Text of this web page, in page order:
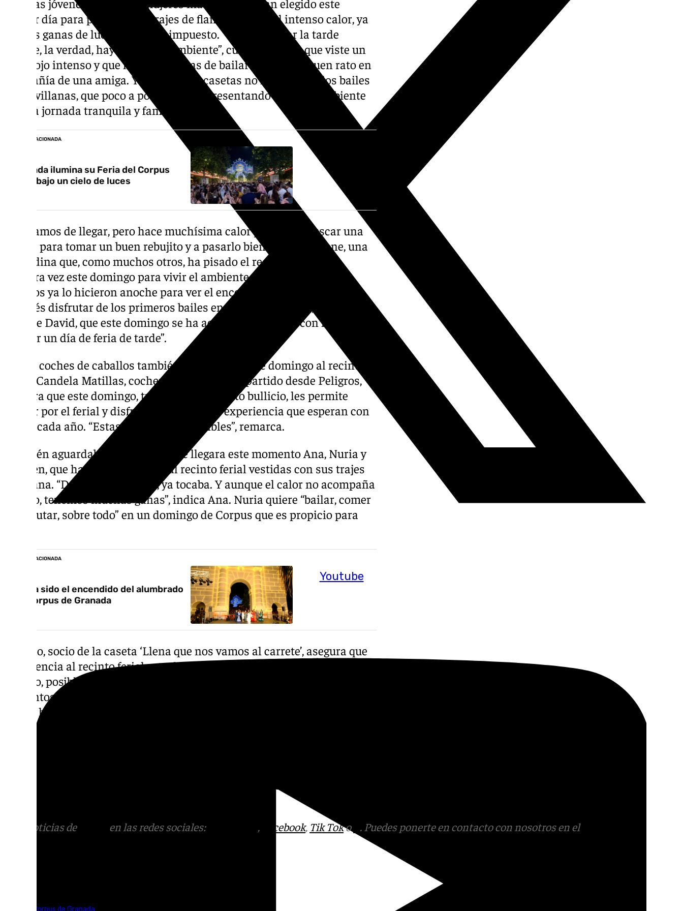
Youtube
primer día para ponerse sus trajes de flamenca pese al intenso calor, ya
que las ganas de lucirlos se han impuesto. “Vengo a pasar la tarde
porque, la verdad, hay muy buen ambiente”, cuenta Beatriz, que viste un
traje rojo intenso y que llega con ganas de bailar y pasar un buen rato en
compañía de una amiga. Y es que en la casetas no han faltado los bailes
por sevillanas, que poco a poco han ido presentando un buen ambiente
en una jornada tranquila y familiar.
NOTICIA RELACIONADA
Granada ilumina su Feria del Corpus
2026 bajo un cielo de luces
“Acabamos de llegar, pero hace muchísima calor y vamos a buscar una
caseta para tomar un buen rebujito y a pasarlo bien”, asegura Irene, una
granadina que, como muchos otros, ha pisado el recinto ferial por
primera vez este domingo para vivir el ambiente de la feria. Otros
muchos ya lo hicieron anoche para ver el encendido del alumbrado y
después disfrutar de los primeros bailes en buena compañía, como es el
caso de David, que este domingo se ha acercado “ a comer con los amigos
y echar un día de feria de tarde”.
Varios coches de caballos también han llegado este domingo al recinto
ferial. Candela Matillas, cochera de uno que ha partido desde Peligros,
asegura que este domingo, tranquilo y sin tanto bullicio, les permite
pasear por el ferial y disfrutar de una grata experiencia que esperan con
ganas cada año. “Estas fechas son increíbles”, remarca.
También aguardaban con ganas que llegara este momento Ana, Nuria y
Carmen, que han llegado juntas al recinto ferial vestidas con sus trajes
de gitana. “Después de un año, ya tocaba. Y aunque el calor no acompaña
mucho, tenemos muchas ganas”, indica Ana. Nuria quiere “bailar, comer
y disfrutar, sobre todo” en un domingo de Corpus que es propicio para
NOTICIA RELACIONADA
Así ha sido el encendido del alumbrado
del Corpus de Granada
Manolo, socio de la caseta ‘Llena que nos vamos al carrete’, asegura que
la afluencia al recinto ferial este domingo es mayor que la del año
pasado, posiblemente “porque la feria ha venido antes”. “Estamos muy
contentos porque ayer fue terrible de gente y hoy está bien”, añade. Adela,
que se ha encargado de la decoración de esta caseta, vive este día con
mucha alegría: “Estamos en la gloria. Pensaba que iba a hacer más calor,
Más noticias de en las redes sociales: , Facebook, Tik Toko
. Puedes ponerte en contacto con nosotros en el
Feria del Corpus de Granada